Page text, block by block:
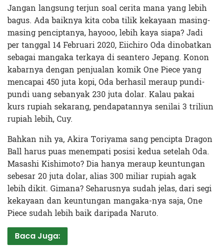
Jangan langsung terjun soal cerita mana yang lebih
bagus. Ada baiknya kita coba tilik kekayaan masing-
masing penciptanya, hayooo, lebih kaya siapa? Jadi
per tanggal 14 Februari 2020, Eiichiro Oda dinobatkan
sebagai mangaka terkaya di seantero Jepang. Konon
kabarnya dengan penjualan komik One Piece yang
mencapai 450 juta kopi, Oda berhasil meraup pundi-
pundi uang sebanyak 230 juta dolar. Kalau pakai
kurs rupiah sekarang, pendapatannya senilai 3 triliun
rupiah lebih, Cuy.
Bahkan nih ya, Akira Toriyama sang pencipta Dragon
Ball harus puas menempati posisi kedua setelah Oda.
Masashi Kishimoto? Dia hanya meraup keuntungan
sebesar 20 juta dolar, alias 300 miliar rupiah agak
lebih dikit. Gimana? Seharusnya sudah jelas, dari segi
kekayaan dan keuntungan mangaka-nya saja, One
Piece sudah lebih baik daripada Naruto.
Baca Juga: